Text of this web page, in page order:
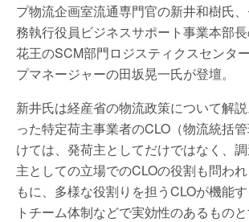
プ物流企画室流通専門官の新井和樹氏
務執行役員ビジネスサポート事業本部長
花王のSCM部門ロジスティクスセンタ
プマネージャーの田坂晃一氏が登壇。
新井氏は経産省の物流政策について解
った特定荷主事業者のCLO（物流統括
けては、発荷主としてだけではなく、
主としての立場でのCLOの役割も問わ
もに、多様な役割りを担うCLOが機能
トチーム体制などで実効性のあるもの